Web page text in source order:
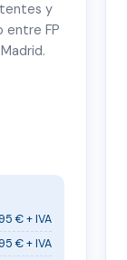
y
entre FP
€ + IVA
€ + IVA